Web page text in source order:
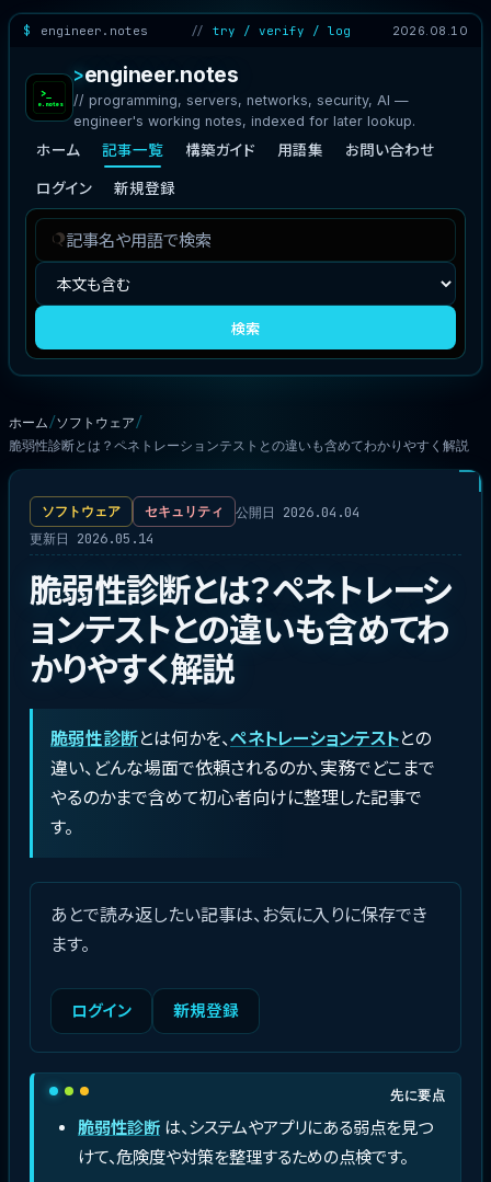
engineer.notes try / verify / log 2026.08.10
engineer.notes
// programming, servers, networks, security, AI —
engineer's working notes, indexed for later lookup.
ホーム 記事一覧 構築ガイド 用語集 お問い合わせ
ログイン 新規登録
事
検
索
索
象
検索
ホーム ソフトウェア
脆弱性診断とは？ペネトレーションテストとの違いも含めてわかりやすく解説
ソフトウェア セキュリティ
公開日 2026.04.04
更新日 2026.05.14
脆弱性診断とは？ペネトレーシ
ョンテストとの違いも含めてわ
かりやすく解説
脆弱性診断とは何かを、ペネトレーションテストとの
違い、どんな場面で依頼されるのか、実務でどこまで
やるのかまで含めて初心者向けに整理した記事で
す。
あとで読み返したい記事は、お気に入りに保存でき
ます。
ログイン 新規登録
先に要点
脆弱性診断は、システムやアプリにある弱点を見つ
けて、危険度や対策を整理するための点検です。